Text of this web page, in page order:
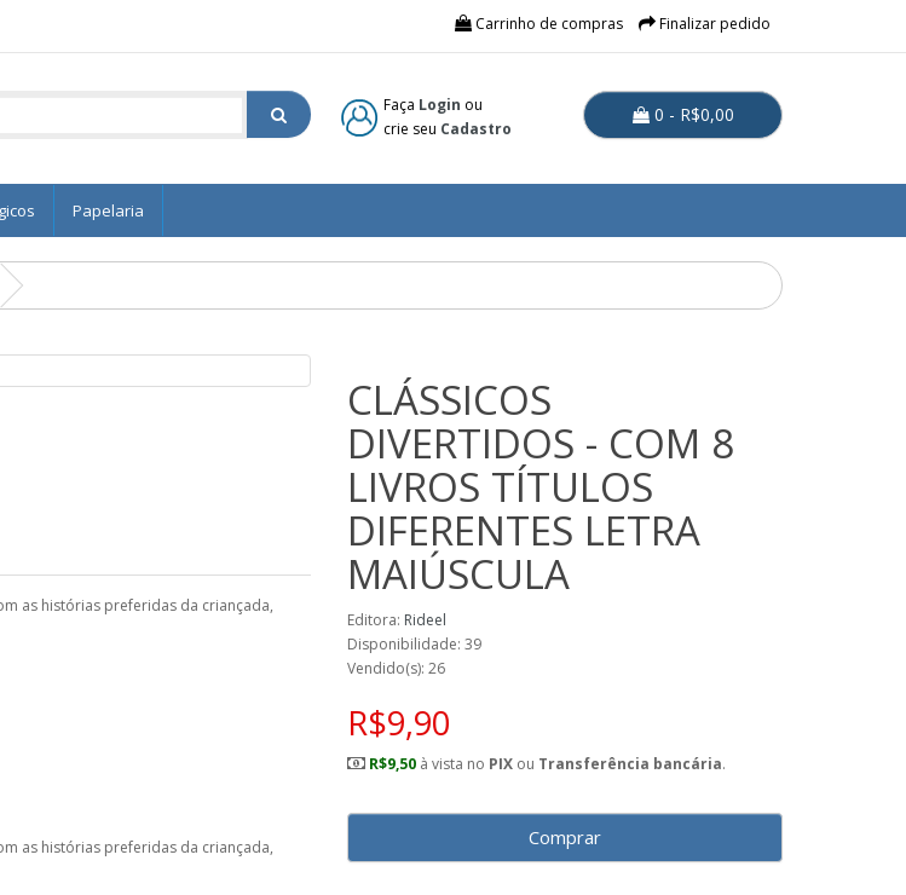
Carrinho de compras Finalizar pedido
Faça Login ou
crie seu Cadastro
0 - R$0,00
Papelaria
as histórias preferidas da criançada,
as histórias preferidas da criançada,
CLÁSSICOS
DIVERTIDOS - COM 8
LIVROS TÍTULOS
DIFERENTES LETRA
MAIÚSCULA
Editora: Rideel
Disponibilidade: 39
Vendido(s): 26
R$9,90
R$9,50 à vista no PIX ou Transferência bancária.
Comprar